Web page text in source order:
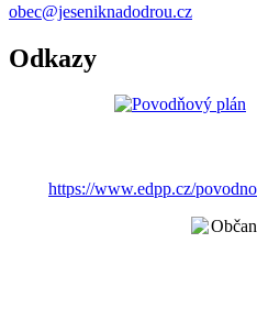
obec@jeseniknadodrou.cz
Odkazy
https://www.edpp.cz/